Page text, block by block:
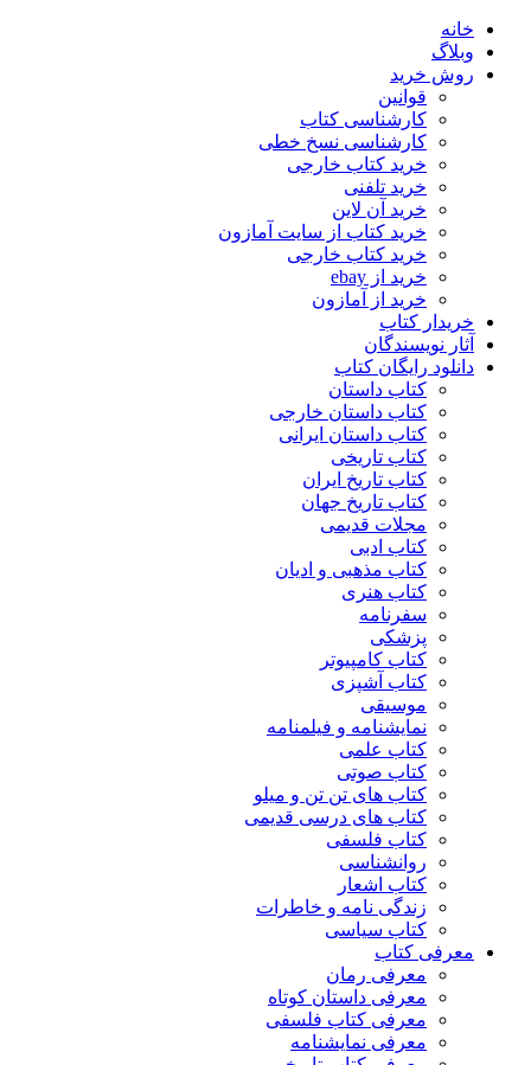
خانه
وبلاگ
روش خرید
قوانین
کارشناسی کتاب
کارشناسی نسخ خطی
خرید کتاب خارجی
خرید تلفنی
خرید آن لاین
خرید کتاب از سایت آمازون
خرید کتاب خارجی
خرید از ebay
خرید از آمازون
خریدار کتاب
آثار نویسندگان
دانلود رایگان کتاب
کتاب داستان
کتاب داستان خارجی
کتاب داستان ایرانی
کتاب تاریخی
کتاب تاریخ ایران
کتاب تاریخ جهان
مجلات قدیمی
کتاب ادبی
کتاب مذهبی و ادیان
کتاب هنری
سفرنامه
پزشکی
کتاب کامپیوتر
کتاب آشپزی
موسیقی
نمایشنامه و فیلمنامه
کتاب علمی
کتاب صوتی
کتاب های تن تن و میلو
کتاب های درسی قدیمی
کتاب فلسفی
روانشناسی
کتاب اشعار
زندگی نامه و خاطرات
کتاب سیاسی
معرفی کتاب
معرفی رمان
معرفی داستان کوتاه
معرفی کتاب فلسفی
معرفی نمایشنامه